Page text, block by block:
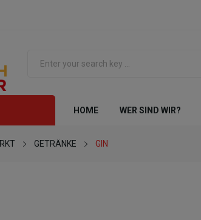
HOME WER SIND WIR?
GETRÄNKE GIN